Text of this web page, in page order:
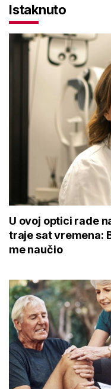
Istaknuto
U ovoj optici rade
traje sat vremena:
me naučio